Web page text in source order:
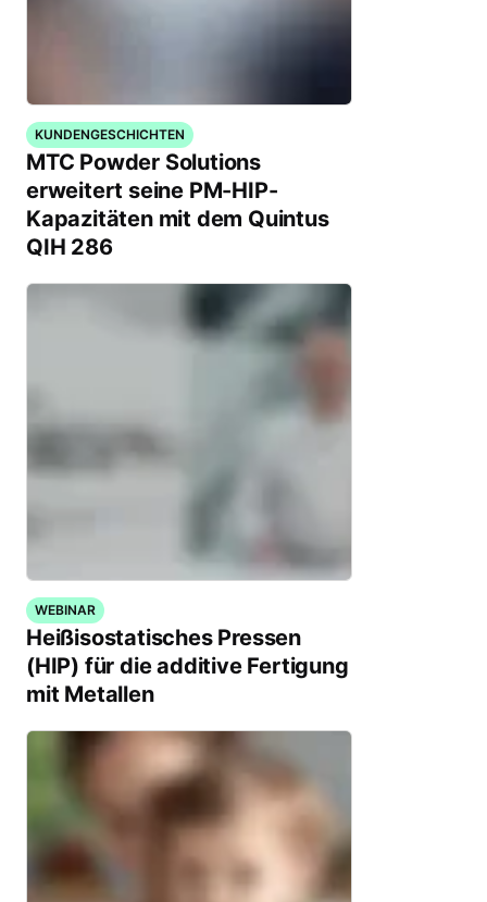
KUNDENGESCHICHTEN
MTC Powder Solutions
erweitert seine PM-HIP-
Kapazitäten mit dem Quintus
QIH 286
WEBINAR
Heißisostatisches Pressen
(HIP) für die additive Fertigung
mit Metallen